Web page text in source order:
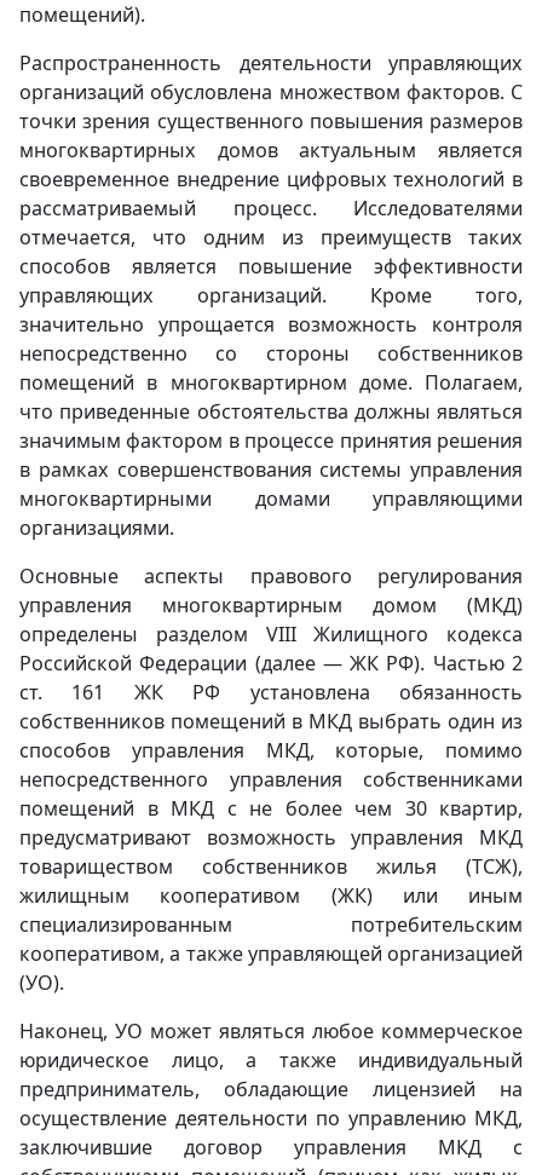
помещений).
Распространенность деятельности управляющих
организаций обусловлена множеством факторов. С
точки зрения существенного повышения размеров
многоквартирных домов актуальным является
своевременное внедрение цифровых технологий в
рассматриваемый процесс. Исследователями
отмечается, что одним из преимуществ таких
способов является повышение эффективности
управляющих организаций. Кроме того,
значительно упрощается возможность контроля
непосредственно со стороны собственников
помещений в многоквартирном доме. Полагаем,
что приведенные обстоятельства должны являться
значимым фактором в процессе принятия решения
в рамках совершенствования системы управления
многоквартирными домами управляющими
организациями.
Основные аспекты правового регулирования
управления многоквартирным домом (МКД)
определены разделом VIII Жилищного кодекса
Российской Федерации (далее — ЖК РФ). Частью 2
ст. 161 ЖК РФ установлена обязанность
собственников помещений в МКД выбрать один из
способов управления МКД, которые, помимо
непосредственного управления собственниками
помещений в МКД с не более чем 30 квартир,
предусматривают возможность управления МКД
товариществом собственников жилья (ТСЖ),
жилищным кооперативом (ЖК) или иным
специализированным потребительским
кооперативом, а также управляющей организацией
(УО).
Наконец, УО может являться любое коммерческое
юридическое лицо, а также индивидуальный
предприниматель, обладающие лицензией на
осуществление деятельности по управлению МКД,
заключившие договор управления МКД с